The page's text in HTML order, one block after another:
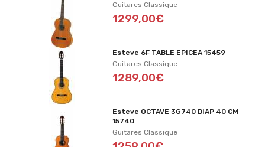
Guitares Classique
1299,00€
Esteve 6F TABLE EPICEA 15459
Guitares Classique
1289,00€
Esteve OCTAVE 3G740 DIAP 40 CM
15740
Guitares Classique